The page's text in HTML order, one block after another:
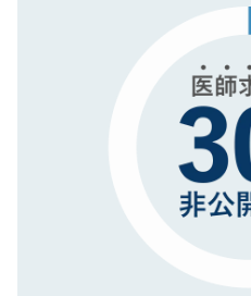
で、機密保持に関